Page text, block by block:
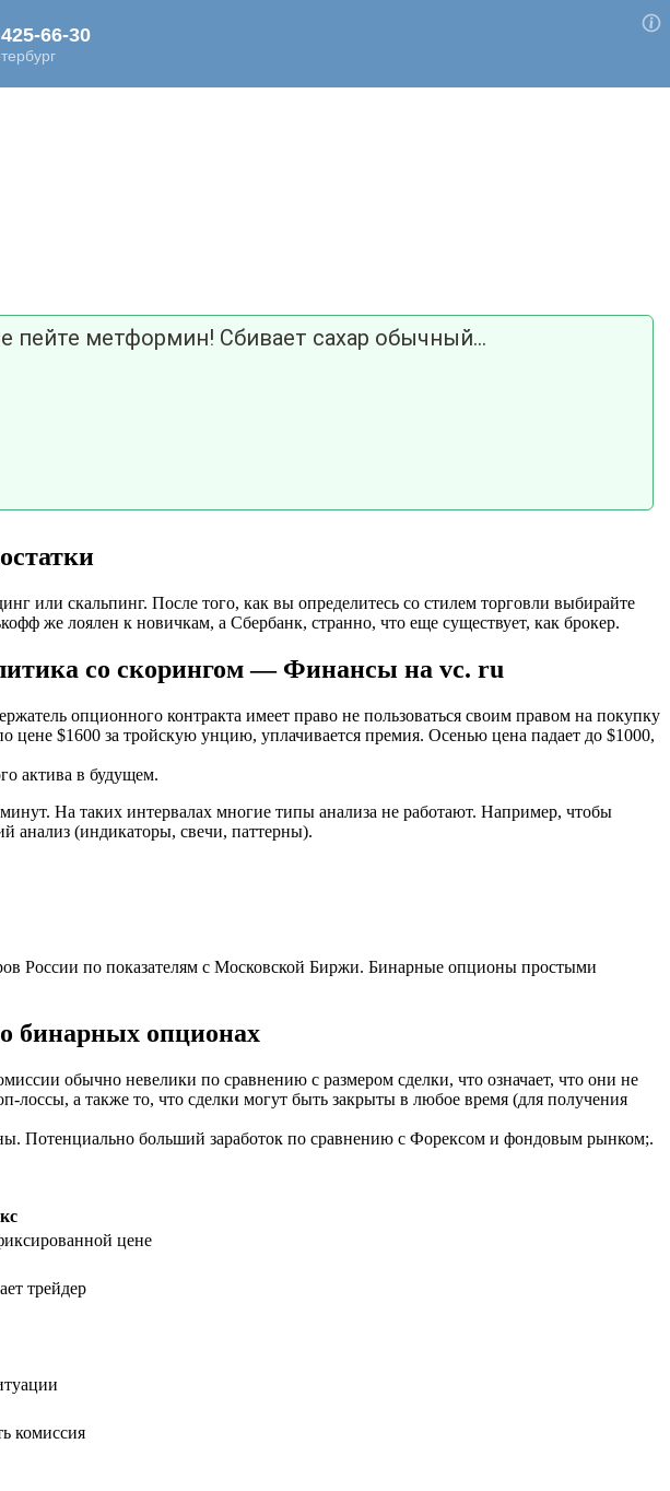
пейте метформин! Сбивает сахар обычный...
или скальпинг. После того, как вы определитесь со стилем торговли выбирайте
же лоялен к новичкам, а Сбербанк, странно, что еще существует, как брокер.
со скорингом — Финансы на vc. ru
опционного контракта имеет право не пользоваться своим правом на покупку
$1600 за тройскую унцию, уплачивается премия. Осенью цена падает до $1000,
актива в будущем.
На таких интервалах многие типы анализа не работают. Например, чтобы
анализ (индикаторы, свечи, паттерны).
России по показателям с Московской Биржи. Бинарные опционы простыми
бинарных опционах
обычно невелики по сравнению с размером сделки, что означает, что они не
а также то, что сделки могут быть закрыты в любое время (для получения
Потенциально больший заработок по сравнению с Форексом и фондовым рынком;.
цене
трейдер
комиссия